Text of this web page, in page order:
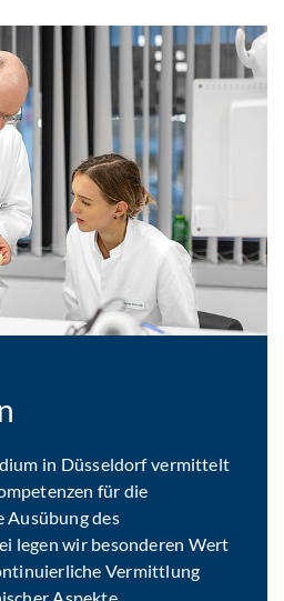
in Düsseldorf vermittelt
für die
des
legen wir besonderen Wert
Vermittlung